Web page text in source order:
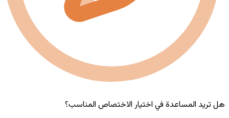
هل تريد المساعدة في اختيار الاختصاص المناسب؟